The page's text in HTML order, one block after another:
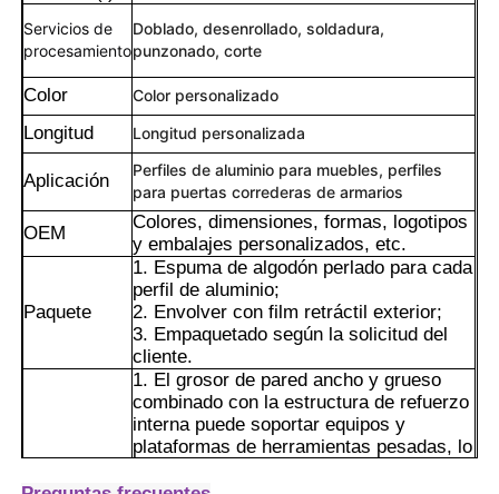
Servicios de
procesamiento
Doblado, desenrollado, soldadura,
punzonado, corte
Color Color personalizado
Longitud Longitud personalizada
Aplicación
Perfiles de aluminio para muebles, perfiles
para puertas correderas de armarios
OEM
Colores, dimensiones, formas, logotipos
y embalajes personalizados, etc.
Paquete
1. Espuma de algodón perlado para cada
perfil de aluminio;
2. Envolver con film retráctil exterior;
3. Empaquetado según la solicitud del
cliente.
1. El grosor de pared ancho y grueso
combinado con la estructura de refuerzo
interna puede soportar equipos y
plataformas de herramientas pesadas, lo